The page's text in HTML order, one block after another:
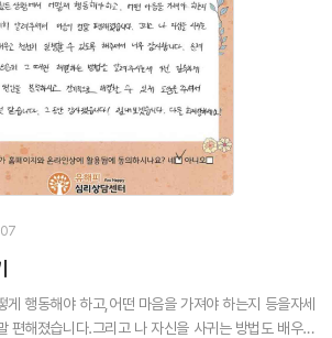
게 행동해야 하고,어떤 마음을 가져야 하는지 등을자세
편해졌습니다.그리고 나 자신을 사귀는 방법도 배우고